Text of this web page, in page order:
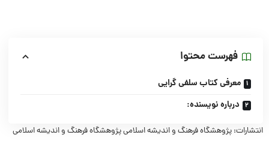
فهرست محتوا
معرفی کتاب سلفی گرایی
درباره نویسنده:
انتشارات: پژوهشگاه فرهنگ و اندیشه اسلامی پژوهشگاه فرهنگ و اندیشه اسلامی